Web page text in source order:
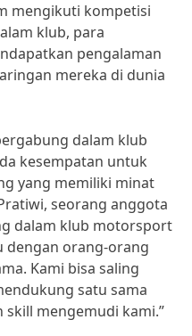
mengikuti kompetisi
klub, para
pengalaman
mereka di dunia
dalam klub
kesempatan untuk
yang memiliki minat
seorang anggota
dalam klub motorsport
dengan orang-orang
Kami bisa saling
satu sama
mengemudi kami.”